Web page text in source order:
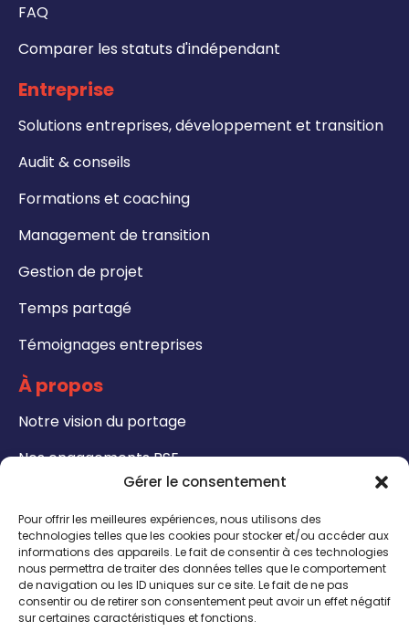
Gérer le consentement
Pour offrir les meilleures expériences, nous utilisons des
technologies telles que les cookies pour stocker et/ou accéder aux
informations des appareils. Le fait de consentir à ces technologies
nous permettra de traiter des données telles que le comportement
de navigation ou les ID uniques sur ce site. Le fait de ne pas
consentir ou de retirer son consentement peut avoir un effet négatif
sur certaines caractéristiques et fonctions.
FAQ
Comparer les statuts d'indépendant
Entreprise
Solutions entreprises, développement et transition
Audit & conseils
Formations et coaching
Management de transition
Gestion de projet
Temps partagé
Témoignages entreprises
À propos
Notre vision du portage
Nos engagements RSE
Notre catalogue de formation
Formateurs - Bénéficiez de notre certification
QUALIOPI